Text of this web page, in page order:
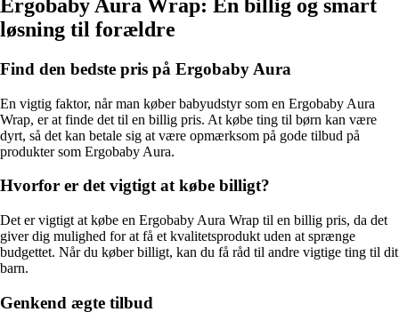
Ergobaby Aura Wrap: En billig og smart
løsning til forældre
Find den bedste pris på Ergobaby Aura
En vigtig faktor, når man køber babyudstyr som en Ergobaby Aura
Wrap, er at finde det til en billig pris. At købe ting til børn kan være
dyrt, så det kan betale sig at være opmærksom på gode tilbud på
produkter som Ergobaby Aura.
Hvorfor er det vigtigt at købe billigt?
Det er vigtigt at købe en Ergobaby Aura Wrap til en billig pris, da det
giver dig mulighed for at få et kvalitetsprodukt uden at sprænge
budgettet. Når du køber billigt, kan du få råd til andre vigtige ting til dit
barn.
Genkend ægte tilbud